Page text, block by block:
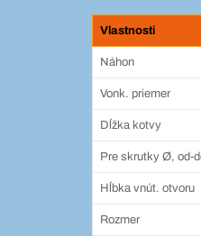
Vlastnosti
Náhon
Vonk. priemer
Dĺžka kotvy
Pre skrutky Ø, od-
Hĺbka vnút. otvoru
Rozmer